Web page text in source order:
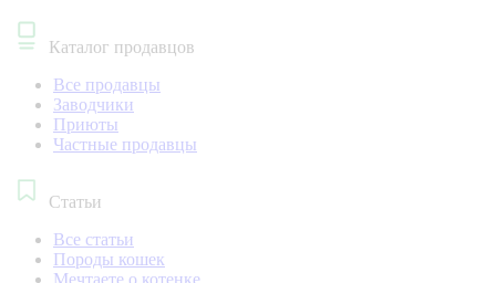
Каталог продавцов
Все продавцы
Заводчики
Приюты
Частные продавцы
Статьи
Все статьи
Породы кошек
Мечтаете о котенке